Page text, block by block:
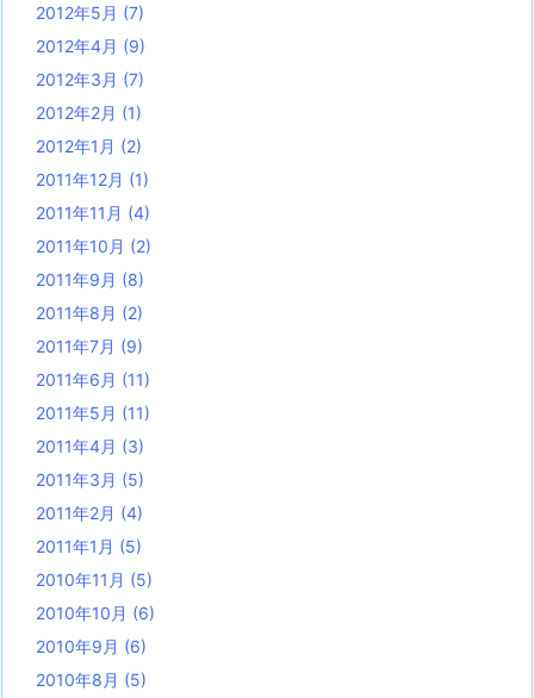
2012年5月 (7)
2012年4月 (9)
2012年3月 (7)
2012年2月 (1)
2012年1月 (2)
2011年12月 (1)
2011年11月 (4)
2011年10月 (2)
2011年9月 (8)
2011年8月 (2)
2011年7月 (9)
2011年6月 (11)
2011年5月 (11)
2011年4月 (3)
2011年3月 (5)
2011年2月 (4)
2011年1月 (5)
2010年11月 (5)
2010年10月 (6)
2010年9月 (6)
2010年8月 (5)